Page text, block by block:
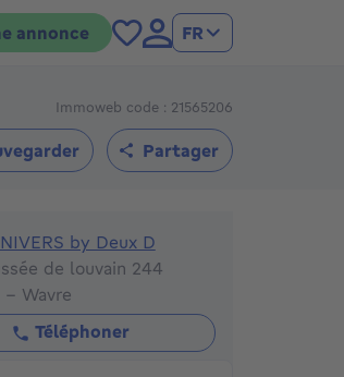
annonce FR
Immoweb code : 21565206
Partager
by Deux D
by Deux D
de louvain 244
- Wavre
Téléphoner